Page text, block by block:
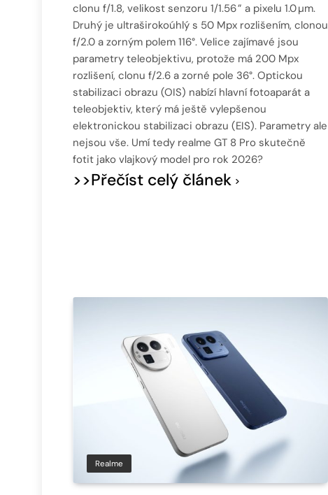
clonu f/1.8, velikost senzoru 1/1.56 ” a pixelu 1.0 µm.
Druhý je ultraširokoúhlý s 50 Mpx rozlišením, clonou
f/2.0 a zorným polem 116°. Velice zajímavé jsou
parametry teleobjektivu, protože má 200 Mpx
rozlišení, clonu f/2.6 a zorné pole 36°. Optickou
stabilizaci obrazu (OIS) nabízí hlavní fotoaparát a
teleobjektiv, který má ještě vylepšenou
elektronickou stabilizaci obrazu (EIS). Parametry ale
nejsou vše. Umí tedy realme GT 8 Pro skutečně
fotit jako vlajkový model pro rok 2026?
>>Přečíst celý článek
Realme